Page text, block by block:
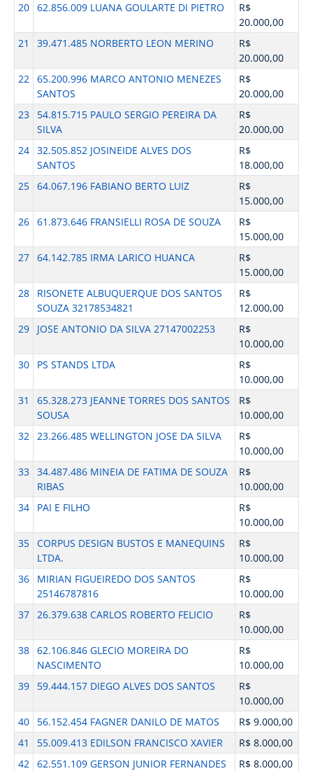
20 62.856.009 LUANA GOULARTE DI PIETRO
R$
20.000,00
21
39.471.485 NORBERTO LEON MERINO
R$
20.000,00
22 65.200.996 MARCO ANTONIO MENEZES
SANTOS
R$
20.000,00
23
54.815.715 PAULO SERGIO PEREIRA DA
SILVA
R$
20.000,00
24 32.505.852 JOSINEIDE ALVES DOS
SANTOS
R$
18.000,00
25 64.067.196 FABIANO BERTO LUIZ
R$
15.000,00
26 61.873.646 FRANSIELLI ROSA DE SOUZA
R$
15.000,00
27 64.142.785 IRMA LARICO HUANCA
R$
15.000,00
28
RISONETE ALBUQUERQUE DOS SANTOS
SOUZA 32178534821
R$
12.000,00
29
JOSE ANTONIO DA SILVA 27147002253
R$
10.000,00
30
PS STANDS LTDA
R$
10.000,00
31
65.328.273 JEANNE TORRES DOS SANTOS
SOUSA
R$
10.000,00
32 23.266.485 WELLINGTON JOSE DA SILVA
R$
10.000,00
33 34.487.486 MINEIA DE FATIMA DE SOUZA
RIBAS
R$
10.000,00
34
PAI E FILHO
R$
10.000,00
35 CORPUS DESIGN BUSTOS E MANEQUINS
LTDA.
R$
10.000,00
36
MIRIAN FIGUEIREDO DOS SANTOS
25146787816
R$
10.000,00
37 26.379.638 CARLOS ROBERTO FELICIO
R$
10.000,00
38 62.106.846 GLECIO MOREIRA DO
NASCIMENTO
R$
10.000,00
39
59.444.157 DIEGO ALVES DOS SANTOS
R$
10.000,00
40
56.152.454 FAGNER DANILO DE MATOS
R$ 9.000,00
41
55.009.413 EDILSON FRANCISCO XAVIER
R$ 8.000,00
42 62.551.109 GERSON JUNIOR FERNANDES
R$ 8.000,00